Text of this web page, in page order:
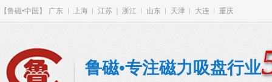
【鲁磁•中国】 广东 上海 江苏 浙江 山东 天津 大连 重庆
鲁磁•专注磁力吸盘行业